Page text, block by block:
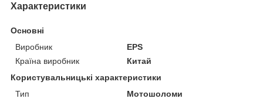
Характеристики
Основні
Виробник
EPS
Країна виробник
Китай
Користувальницькі характеристики
Тип
Мотошоломи